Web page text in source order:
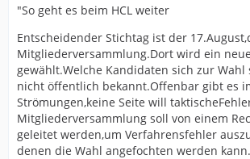
"So geht es beim HCL weiter
Entscheidender Stichtag ist der
Mitgliederversammlung.Dort wird ein
gewählt.Welche Kandidaten sich zur Wahl
nicht öffentlich bekannt.Offenbar gibt es
Strömungen,keine Seite will
Mitgliederversammlung soll von einem
geleitet werden,um Verfahrensfehler
denen die Wahl angefochten werden kann.